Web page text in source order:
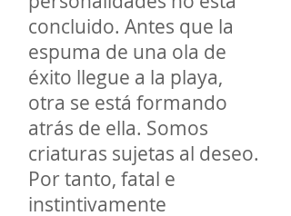
concluido. Antes que la
espuma de una ola de
éxito llegue a la playa,
otra se está formando
atrás de ella. Somos
criaturas sujetas al deseo.
Por tanto, fatal e
instintivamente